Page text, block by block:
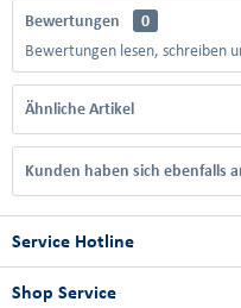
Bewertungen
0
Bewertungen lesen, schreiben
Ähnliche Artikel
Kunden haben sich ebenfalls
Service Hotline
Shop Service